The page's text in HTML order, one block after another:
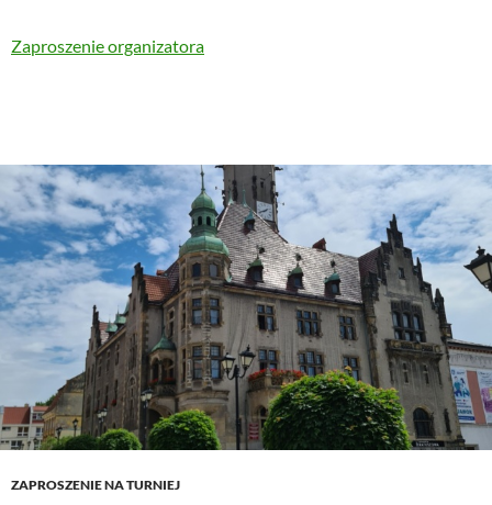
Zaproszenie organizatora
ZAPROSZENIE NA TURNIEJ